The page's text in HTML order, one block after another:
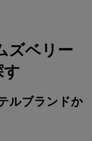
ズベリー
ルブランドか